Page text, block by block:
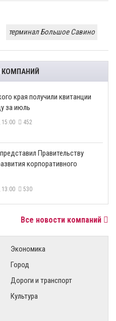
терминал Большое Савино
края получили квитанции
за июль
15:00 452
Правительству
корпоративного
13:00 530
Все новости компаний
Экономика
Город
Дороги и транспорт
Культура